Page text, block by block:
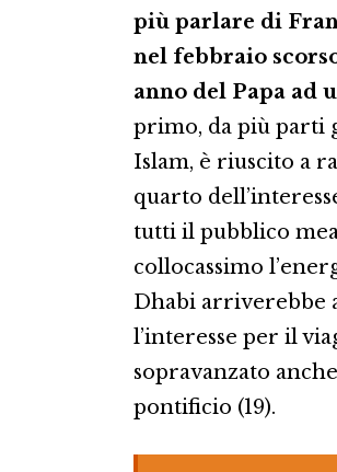
più parlare di
nel febbraio
anno del Papa ad
primo, da più parti
Islam, è riuscito a
quarto
tutti il pubblico
collocassimo
Dhabi arriverebbe
l’interesse per il
sopravanzato
pontificio (19).